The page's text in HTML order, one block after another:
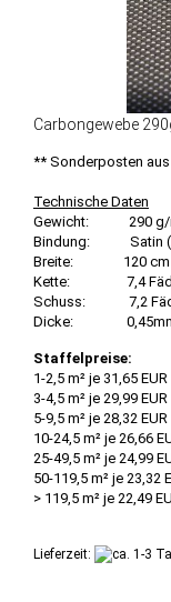
Carbongewebe
** Sonderposten
Technische Daten
Gewicht: 290 g/
Bindung: Satin
Breite: 120 cm
Kette: 7,4
Schuss: 7,2
Dicke:
Staffelpreise:
1-2,5 m² je 31,65 EUR
3-4,5 m² je 29,99 EUR
5-9,5 m² je 28,32 EUR
10-24,5 m² je 26,66
25-49,5 m² je 24,99
50-119,5 m² je 23,32
> 119,5 m² je 22,49
Lieferzeit: